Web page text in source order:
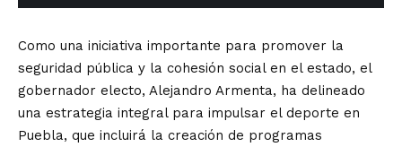
Como una iniciativa importante para promover la
seguridad pública y la cohesión social en el estado, el
gobernador electo, Alejandro Armenta, ha delineado
una estrategia integral para impulsar el deporte en
Puebla, que incluirá la creación de programas